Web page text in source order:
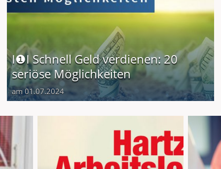
I❶I Schnell Geld verdienen: 20
seriöse Möglichkeiten
am 01.07.2024